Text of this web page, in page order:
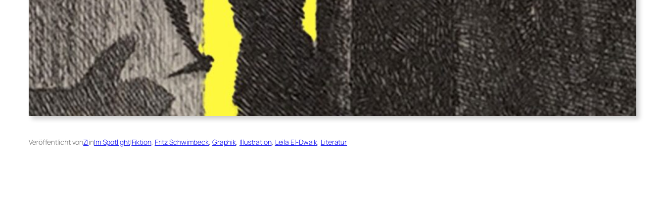
Veröffentlicht vonZIinIm Spotlight|Fiktion, Fritz Schwimbeck, Graphik, Illustration, Leila El-Dwaik, Literatur